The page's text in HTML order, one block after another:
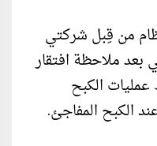
من قِبل شركتي
ملاحظة افتقار
الكبح
الكبح المفاجئ.